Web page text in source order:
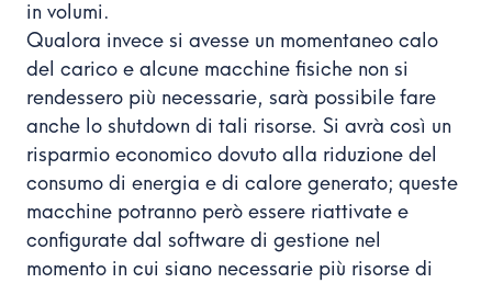
in volumi.
Qualora invece si avesse un momentaneo calo
del carico e alcune macchine fisiche non si
rendessero più necessarie, sarà possibile fare
anche lo shutdown di tali risorse. Si avrà così un
risparmio economico dovuto alla riduzione del
consumo di energia e di calore generato; queste
macchine potranno però essere riattivate e
configurate dal software di gestione nel
momento in cui siano necessarie più risorse di